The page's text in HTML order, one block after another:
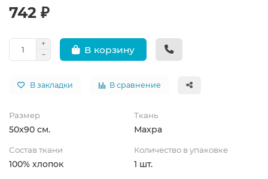
742 ₽
В корзину
В закладки В сравнение
Размер
50x90 см.
Ткань
Махра
Состав ткани
100% хлопок
Количество в упаковке
1 шт.